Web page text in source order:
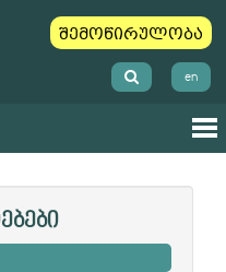
შემოწირულობა
en